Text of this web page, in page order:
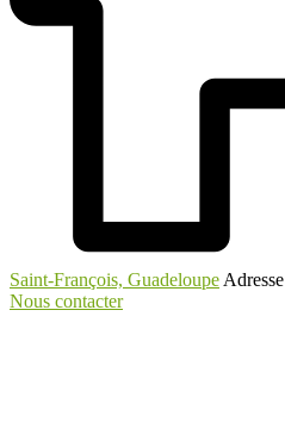
Saint-François, Guadeloupe Adresse
Nous contacter